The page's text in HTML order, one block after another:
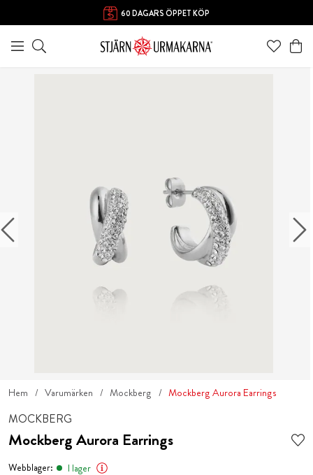
60 DAGARS ÖPPET KÖP
FRI FRAKT ÖVER 1000 KR
Hem Varumärken Mockberg Mockberg Aurora Earrings
MOCKBERG
Mockberg Aurora Earrings
Webblager: I lager